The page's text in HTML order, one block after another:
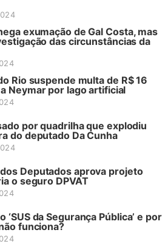
exumação de Gal Costa, mas
das circunstâncias da
Rio suspende multa de R$ 16
Neymar por lago artificial
por quadrilha que explodiu
do deputado Da Cunha
Deputados aprova projeto
o seguro DPVAT
‘SUS da Segurança Pública’ e por
funciona?